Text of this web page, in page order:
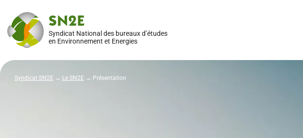
SN2E
Syndicat National des bureaux d’études
en Environnement et Energies
Syndicat SN2E → Le SN2E → Présentation